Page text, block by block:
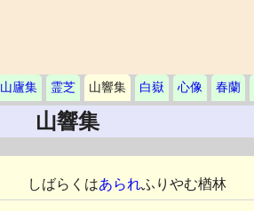
山廬集 霊芝 山響集 白嶽 心像 春蘭
山響集
しばらくはあられふりやむ楢林